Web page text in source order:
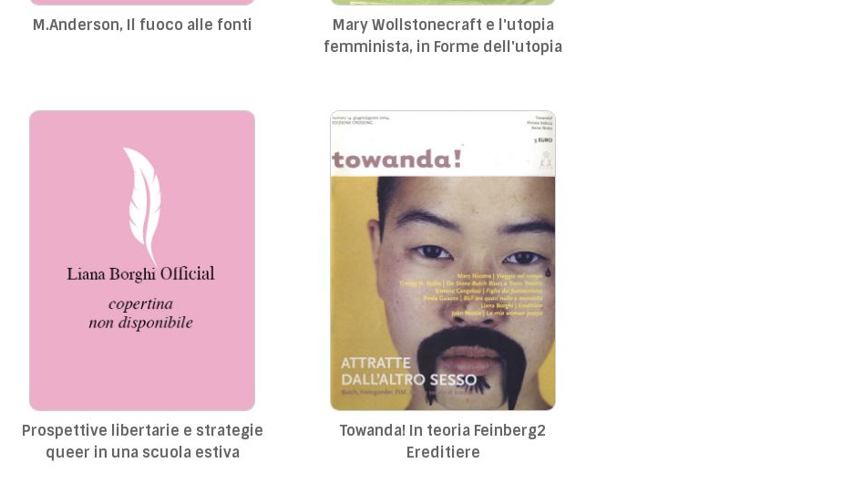
M.Anderson, Il fuoco alle fonti
Mary Wollstonecraft e l'utopia
femminista, in Forme dell'utopia
Prospettive libertarie e strategie
queer in una scuola estiva
Towanda! In teoria Feinberg2
Ereditiere